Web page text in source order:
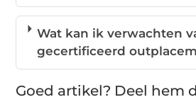
Wat kan ik verwachten
gecertificeerd
Goed artikel? Deel hem